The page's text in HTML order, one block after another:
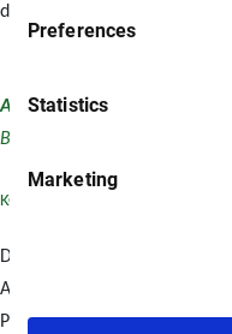
Preferences
Statistics
Marketing
die geophysikalische
Abbildung 2:Magnetische
Bugauslegers am
KOMMENDE
Die geophysikalische
Arbeitsprogramms, das in
Programmgeplant und